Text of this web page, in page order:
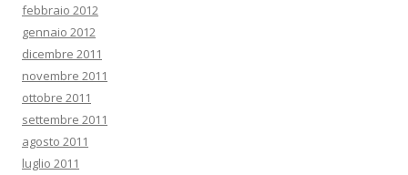
febbraio 2012
gennaio 2012
dicembre 2011
novembre 2011
ottobre 2011
settembre 2011
agosto 2011
luglio 2011